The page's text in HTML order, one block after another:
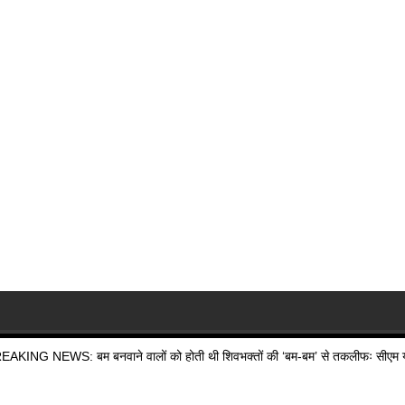
NEWS: बम बनवाने वालों को होती थी शिवभक्तों की ‘बम-बम’ से तकलीफः सीएम